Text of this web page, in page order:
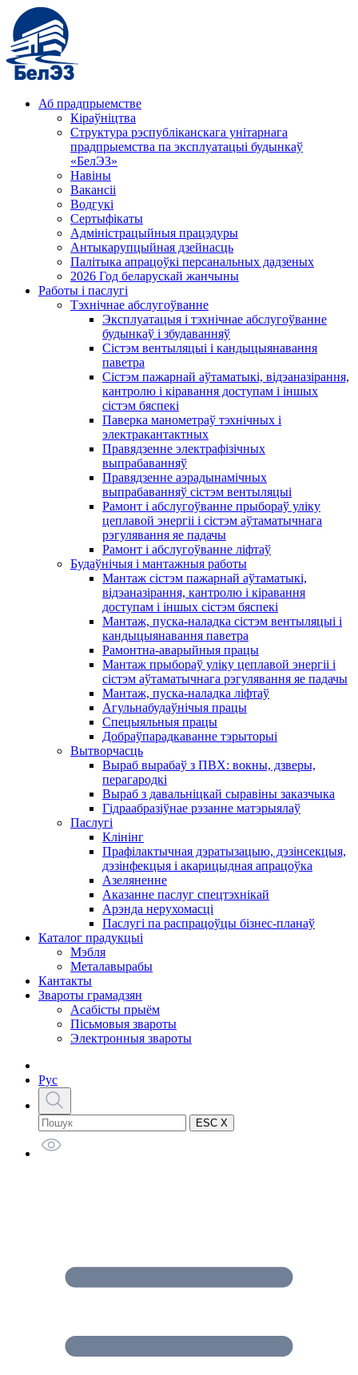
Аб прадпрыемстве
Кіраўніцтва
Структура рэспубліканскага унітарнага
прадпрыемства па эксплуатацыі будынкаў
«БелЭЗ»
Навіны
Вакансіі
Водгукі
Сертыфікаты
Адміністрацыйныя працэдуры
Антыкарупцыйная дзейнасць
Палітыка апрацоўкі персанальных дадзеных
2026 Год беларускай жанчыны
Работы і паслугі
Тэхнічнае абслугоўванне
Эксплуатацыя і тэхнічнае абслугоўванне
будынкаў і збудаванняў
Сістэм вентыляцыі і кандыцыянавання
паветра
Сістэм пажарнай аўтаматыкі, відэаназірання,
кантролю і кіравання доступам і іншых
сістэм бяспекі
Паверка манометраў тэхнічных і
электракантактных
Правядзенне электрафізічных
выпрабаванняў
Правядзенне аэрадынамічных
выпрабаванняў сістэм вентыляцыі
Рамонт і абслугоўванне прыбораў уліку
цеплавой энергіі і сістэм аўтаматычнага
рэгулявання яе падачы
Рамонт і абслугоўванне ліфтаў
Будаўнічыя і мантажныя работы
Мантаж сістэм пажарнай аўтаматыкі,
відэаназірання, кантролю і кіравання
доступам і іншых сістэм бяспекі
Мантаж, пуска-наладка сістэм вентыляцыі і
кандыцыянавання паветра
Рамонтна-аварыйныя працы
Мантаж прыбораў уліку цеплавой энергіі і
сістэм аўтаматычнага рэгулявання яе падачы
Мантаж, пуска-наладка ліфтаў
Агульнабудаўнічыя працы
Спецыяльныя працы
Добраўпарадкаванне тэрыторыі
Вытворчасць
Выраб вырабаў з ПВХ: вокны, дзверы,
перагародкі
Выраб з давальніцкай сыравіны заказчыка
Гідраабразіўнае рэзанне матэрыялаў
Паслугі
Клінінг
Прафілактычная дэратызацыю, дэзiнсекцыя,
дэзінфекцыя і акарицыдная апрацоўка
Азеляненне
Аказанне паслуг спецтэхнікай
Арэнда нерухомасці
Паслугі па распрацоўцы бізнес-планаў
Каталог прадукцыі
Мэбля
Металавырабы
Кантакты
Звароты грамадзян
Асабісты прыём
Пісьмовыя звароты
Электронныя звароты
Рус
ESC X